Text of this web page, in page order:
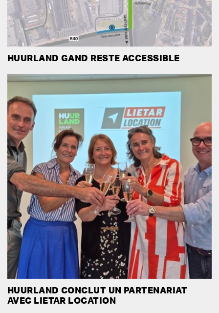
HUURLAND GAND RESTE ACCESSIBLE
HUURLAND CONCLUT UN PARTENARIAT
AVEC LIETAR LOCATION